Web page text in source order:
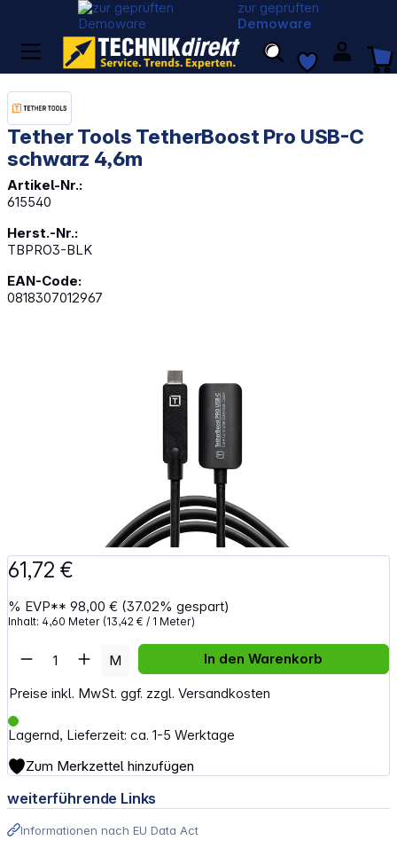
zur geprüften
Demoware
Tether Tools TetherBoost Pro USB-C
schwarz 4,6m
Artikel-Nr.:
615540
Herst.-Nr.:
TBPRO3-BLK
EAN-Code:
0818307012967
61,72 €
% EVP**98,00 € (37.02% gespart)
Inhalt: 4,60 Meter (13,42 € / 1 Meter)
Preise inkl. MwSt. ggf. zzgl. Versandkosten
Lagernd, Lieferzeit: ca. 1-5 Werktage
Artikel Anzahl: Gib den gewünschten
M In den Warenkorb
Zum Merkzettel hinzufügen
weiterführende Links
Informationen nach EU Data Act